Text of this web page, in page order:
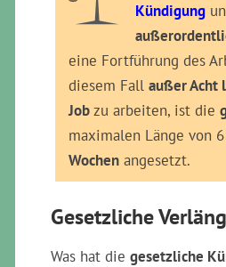
Kündigung
eine Fortführung des
diesem Fall außer Acht
Jobzu arbeiten, ist die
maximalen Länge von
Wochen angesetzt.
Gesetzliche
Was hat die gesetzliche